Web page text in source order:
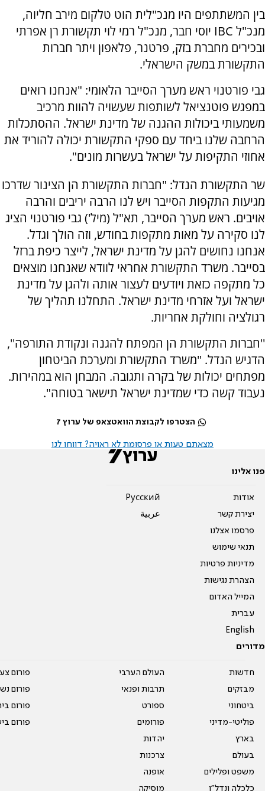
בין המשתתפים היו מנכ"לית הוט טלקום מירב חליוה,
מנכ"ל IBC יוסי חבר, מנכ"ל רמי לוי תקשורת רן אפרתי
ובכירים מחברת בזק, פרטנר, פלאפון ויתר חברות
התקשורת במשק הישראלי.
גבי פורטנוי ראש מערך הסייבר הלאומי: "אנחנו רואים
במפגש פוטנציאל לשותפות שעשויה להוות מרכיב
משמעותי ביכולות ההגנה של מדינת ישראל. ההסתכלות
הרחבה שלנו ביחד עם ספקי התקשורת יכולה להוריד את
אחוזי התקיפות על ישראל בעשרות מונים".
שר התקשורת הנדל: "חברות התקשורת הן הצינור שדרכו
מגיעות התקפות הסייבר ויש לנו הרבה יריבים והרבה
אויבים. ראש מערך הסייבר, תא"ל (מיל') גבי פורטנוי הציג
לנו סקירה על מאות מתקפות בחודש, וזה הולך וגדל.
אנחנו נחושים להגן על מדינת ישראל, לייצר כיפת ברזל
בסייבר. משרד התקשורת אחראי לוודא שאנחנו מוצאים
כל מתקפה כזאת ויודעים לעצור אותה ולהגן על מדינת
ישראל ועל אזרחי מדינת ישראל. התחלנו תהליך של
רגולציה וחולקת אחריות.
''חברות התקשורת הן המפתח להגנה ונקודת התורפה'',
הדגיש הנדל. ''משרד התקשורת ומערכת הביטחון
מפתחים יכולות של בקרה ותגובה. המבחן הוא במהירות.
נעבוד קשה כדי שמדינת ישראל תישאר בטוחה".
הצטרפו לקבוצת הוואטצאפ של ערוץ 7
מצאתם טעות או פרסומת לא ראויה? דווחו לנו
פנו אלינו
אודות
יצירת קשר
פרסמו אצלנו
תנאי שימוש
מדיניות פרטיות
הצהרת נגישות
המייל האדום
עברית
English
Pусский
عربية
מדורים
חדשות
מבזקים
ביטחוני
פוליטי-מדיני
בארץ
בעולם
משפט ופלילים
כלכלה ונדל"ן
העולם הערבי
תרבות ופנאי
ספורט
פורומים
יהדות
צרכנות
אופנה
מוסיקה
פורום
פורום
פורום
פורום